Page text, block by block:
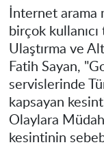
İnternet arama
birçok
Ulaştırma ve
Fatih Sayan,
servislerinde
kapsayan
Olaylara
kesintinin
Saruhanlı
Soma
Resmi İlanlar
Tüm
Son Dakika
Haber Arşivi